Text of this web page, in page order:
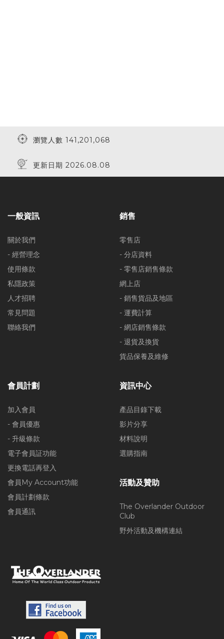
瀏覽人數 141,201,068
更新日期 2026.08.08
一般資訊
關於我們
- 經營理念
使用條款
私隱政策
人才招聘
常見問題
聯絡我們
銷售
零售店
- 分店資料
- 零售店銷售條款
網上店
- 銷售貨品及地區
- 運費計算
- 網店銷售條款
- 退貨及換貨
貨品保養及維修
會員計劃
加入會員
- 會員優惠
- 升級條款
電子會員証功能
更換電話再登入
會員My Account功能
會員計劃條款
會員通訊
資訊中心
產品目錄下載
影片分享
材料說明
選購指南
活動及贊助
The Overlander Outdoor
Club
野外活動及機構連結